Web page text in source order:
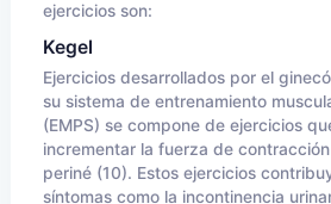
ejercicios son:
Kegel
Ejercicios desarrollados por el
su sistema de entrenamiento
(EMPS) se compone de ejercicios
incrementar la fuerza de
periné (10). Estos ejercicios
síntomas como la incontinencia